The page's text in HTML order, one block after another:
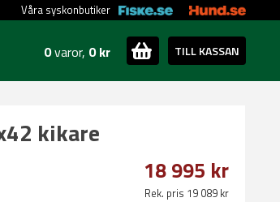
Våra syskonbutiker
0varor, 0 kr TILL KASSAN
kikare
18 995 kr
Rek. pris 19 089 kr